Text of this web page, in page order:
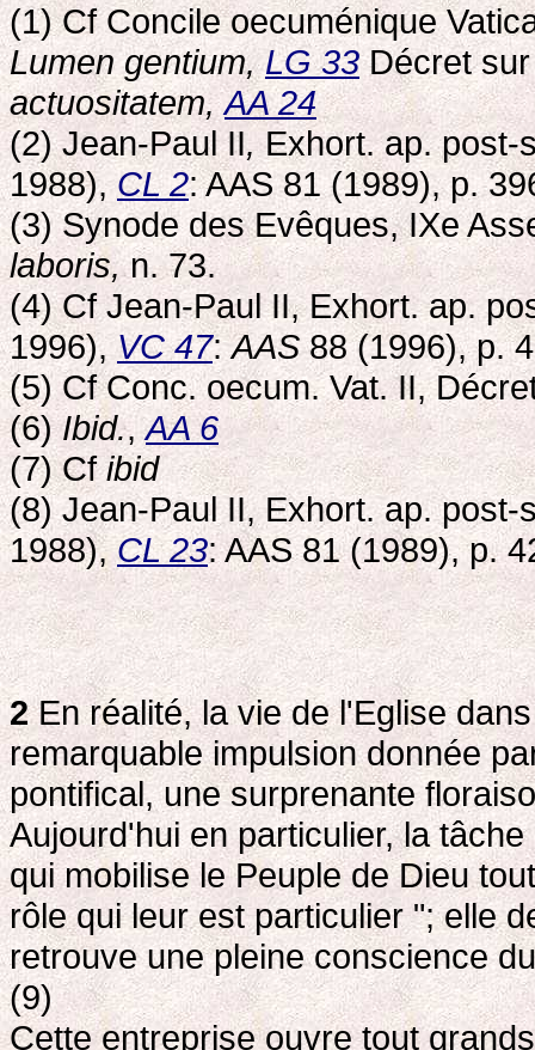
(1) Cf Concile oecuménique
Lumen gentium, LG 33Décret
actuositatem, AA 24
(2) Jean-Paul II,Exhort. ap.
1988), CL 2: AAS 81 (1989), p.
(3) Synode des Evêques, IXe
laboris,n. 73.
(4) Cf Jean-Paul II, Exhort. ap.
1996), VC 47:AAS88 (1996), p.
(5) Cf Conc. oecum. Vat. II,
(6)Ibid.,AA 6
(7) Cfibid
(8) Jean-Paul II, Exhort. ap.
1988),CL 23: AAS 81 (1989), p.
2En réalité, la vie de l'Eglise
remarquable impulsion donnée
pontifical, une surprenante
Aujourd'hui en particulier, la
qui mobilise le Peuple de Dieu
rôle qui leur est particulier "; elle
retrouve une pleine conscience
(9)
Cette entreprise ouvre tout